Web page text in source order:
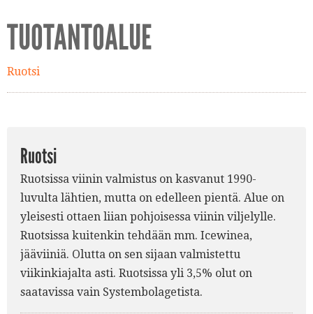
TUOTANTOALUE
Ruotsi
Ruotsi
Ruotsissa viinin valmistus on kasvanut 1990-
luvulta lähtien, mutta on edelleen pientä. Alue on
yleisesti ottaen liian pohjoisessa viinin viljelylle.
Ruotsissa kuitenkin tehdään mm. Icewinea,
jääviiniä. Olutta on sen sijaan valmistettu
viikinkiajalta asti. Ruotsissa yli 3,5% olut on
saatavissa vain Systembolagetista.